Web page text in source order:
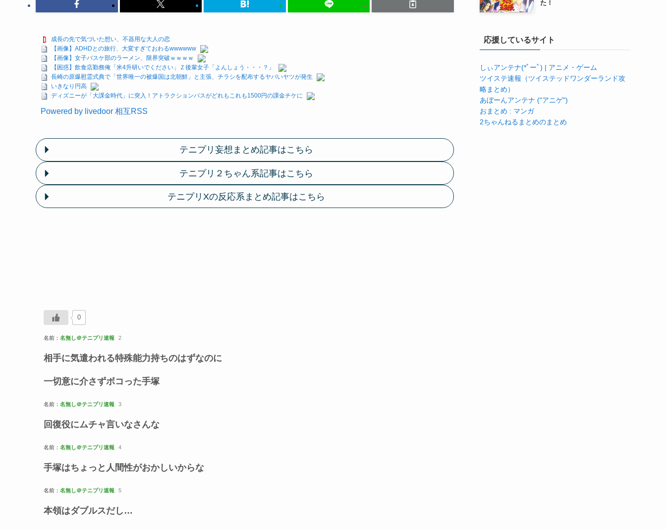
成長の先で気づいた想い、不器用な大人の恋
【画像】ADHDとの旅行、大変すぎておわるwwwwww
【画像】女子バスケ部のラーメン、限界突破ｗｗｗｗ
【困惑】飲食店勤務俺「米4升研いでください」Ｚ後輩女子「よんしょう・・・？」
長崎の原爆慰霊式典で「世界唯一の被爆国は北朝鮮」と主張、チラシを配布するヤバいヤツが発生
いきなり円高
ディズニーが「大課金時代」に突入！アトラクションパスがどれもこれも1500円の課金チケに
Powered by livedoor 相互RSS
テニプリ妄想まとめ記事はこちら
テニプリ２ちゃん系記事はこちら
テニプリXの反応系まとめ記事はこちら
0
名前： 名無し＠テニプリ速報 2
相手に気遣われる特殊能力持ちのはずなのに
一切意に介さずボコった手塚
名前： 名無し＠テニプリ速報 3
回復役にムチャ言いなさんな
名前： 名無し＠テニプリ速報 4
手塚はちょっと人間性がおかしいからな
名前： 名無し＠テニプリ速報 5
本領はダブルスだし…
た！
応援しているサイト
しぃアンテナ(*ﾟーﾟ) | アニメ・ゲーム
ツイステ速報（ツイステッドワンダーランド攻
略まとめ）
あぼーんアンテナ ("アニゲ")
おまとめ : マンガ
2ちゃんねるまとめのまとめ